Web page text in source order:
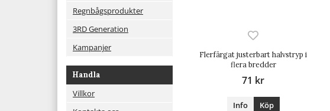
Regnbågsprodukter
3RD Generation
Kampanjer
Handla
Villkor
Flerfärgat justerbart halvstryp i
flera bredder
71 kr
Info Köp